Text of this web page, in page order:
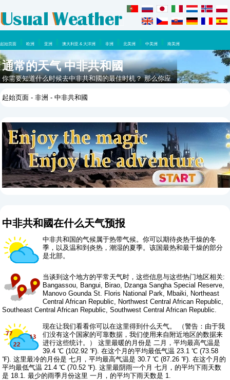
起始页面 欧洲 亚洲 澳大利亚 & 大洋洲 非洲 北美洲 中美洲 南美洲
通常的天气 中非共和國
你需要知道什么时候去中非共和國的最佳时机？ 那么你应
起始页面 -非洲 - 中非共和國
中非共和國在什么天气预报
中非共和国的气候属于热带气候。你可以期待炎热干燥的冬
季，以及温和到炎热，潮湿的夏季。该国最热和最干燥的部分
是北部。
当谈到这个地方的平常天气时，这些信息与这些热门地区相关:
Bangassou, Bangui, Birao, Dzanga Sangha Special Reserve,
Manovo Gounda St. Floris National Park, Mbaiki, Northeast
Central African Republic, Northwest Central African Republic,
Southeast Central African Republic, Southwest Central African Republic.
现在让我们看看你可以在这里得到什么天气。 （警告：由于我
们没有这个国家的可靠数据，我们使用来自附近地区的数据来
进行这些统计。） 这里最暖的月份是 二月，平均最高气温是
39.4 ℃ (102.92 ℉). 在这个月的平均最低气温 23.1 ℃ (73.58
℉). 这里最冷的月份是 七月，平均最高气温是 30.7 ℃ (87.26 ℉). 在这个月的
平均最低气温 21.4 ℃ (70.52 ℉). 这里最阴雨一个月 七月，的平均下雨天数
是 18.1. 最少的雨季月份这里 一月，的平均下雨天数是 1.